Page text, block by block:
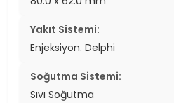
Yakıt Sistemi:
Enjeksiyon. Delphi
Soğutma Sistemi:
Sıvı Soğutma